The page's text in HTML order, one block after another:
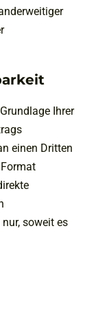
Ihrer
einen Dritten
soweit es